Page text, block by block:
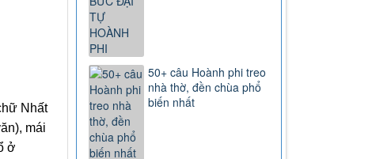
Nhất
mái
ở
50+ câu Hoành phi treo
nhà thờ, đền chùa phổ
biến nhất